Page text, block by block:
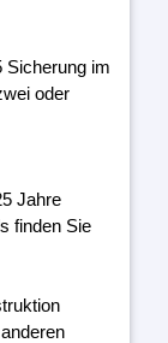
Sicherung im
oder
Jahre
finden Sie